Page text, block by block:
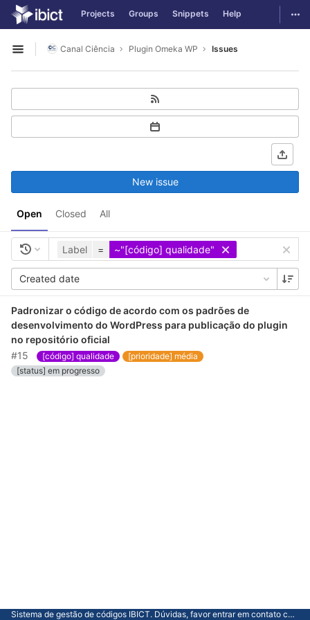
Skip to content
GitLab Projects Groups Snippets Help
Open sidebar
Canal Ciência Plugin Omeka WP Issues
Open Closed All
New issue
Label = ~"[código] qualidade"
Created date
Padronizar o código de acordo com os padrões de
desenvolvimento do WordPress para publicação do plugin
no repositório oficial
#15
[código] qualidade
[prioridade] média
[status] em progresso
Sistema de gestão de códigos IBICT. Dúvidas, favor entrar em contato com a CGTI.